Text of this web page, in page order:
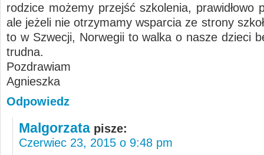
rodzice możemy przejść szkolenia, prawidłowo
ale jeżeli nie otrzymamy wsparcia ze strony
to w Szwecji, Norwegii to walka o nasze dzieci
trudna.
Pozdrawiam
Agnieszka
Odpowiedz
Malgorzata pisze:
Czerwiec 23, 2015 o 9:48 pm